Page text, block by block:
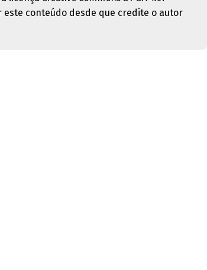
conteúdo desde que credite o autor